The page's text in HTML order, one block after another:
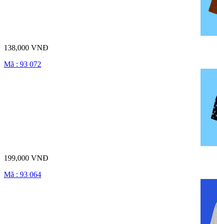
138,000 VNĐ
Mã : 93 072
199,000 VNĐ
Mã : 93 064